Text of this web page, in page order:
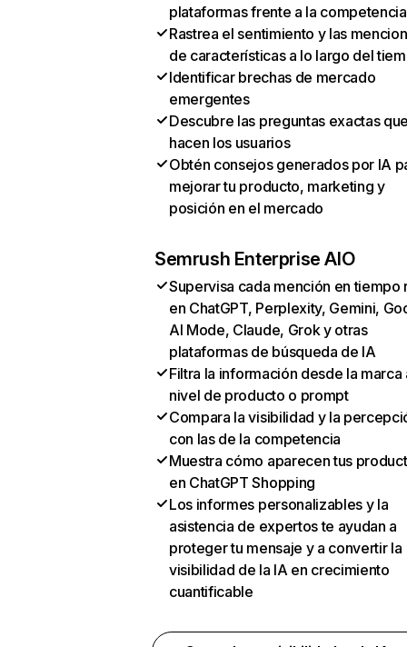
plataformas frente a la competencia
Rastrea el sentimiento y las
de características a lo largo del
Identificar brechas de mercado
emergentes
Descubre las preguntas exactas
hacen los usuarios
Obtén consejos generados por IA
mejorar tu producto, marketing y
posición en el mercado
Semrush Enterprise AIO
Supervisa cada mención en tiempo
en ChatGPT, Perplexity, Gemini,
AI Mode, Claude, Grok y otras
plataformas de búsqueda de IA
Filtra la información desde la marca
nivel de producto o prompt
Compara la visibilidad y la
con las de la competencia
Muestra cómo aparecen tus
en ChatGPT Shopping
Los informes personalizables y la
asistencia de expertos te ayudan a
proteger tu mensaje y a convertir la
visibilidad de la IA en crecimiento
cuantificable